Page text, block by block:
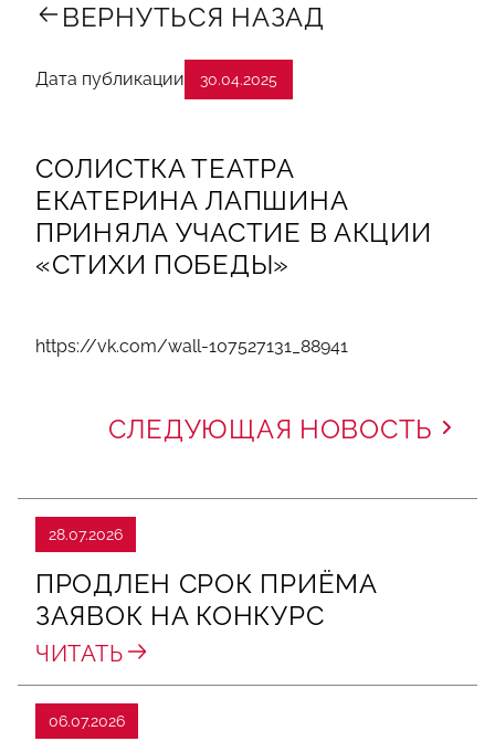
ВЕРНУТЬСЯ НАЗАД
Дата публикации 30.04.2025
СОЛИСТКА ТЕАТРА
ЕКАТЕРИНА ЛАПШИНА
ПРИНЯЛА УЧАСТИЕ В АКЦИИ
«СТИХИ ПОБЕДЫ»
https://vk.com/wall-107527131_88941
СЛЕДУЮЩАЯ НОВОСТЬ
28.07.2026
ПРОДЛЕН СРОК ПРИЁМА
ЗАЯВОК НА КОНКУРС
ЧИТАТЬ
06.07.2026